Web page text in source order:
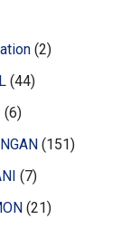
(2)
(44)
(6)
(151)
(7)
(21)